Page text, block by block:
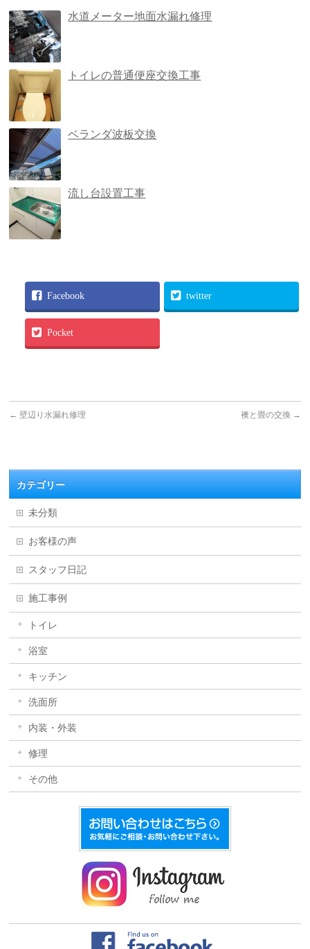
水道メーター地面水漏れ修理
トイレの普通便座交換工事
ベランダ波板交換
流し台設置工事
Facebook twitter
Pocket
← 壁辺り水漏れ修理 襖と畳の交換 →
カテゴリー
未分類
お客様の声
スタッフ日記
施工事例
トイレ
浴室
キッチン
洗面所
内装・外装
修理
その他